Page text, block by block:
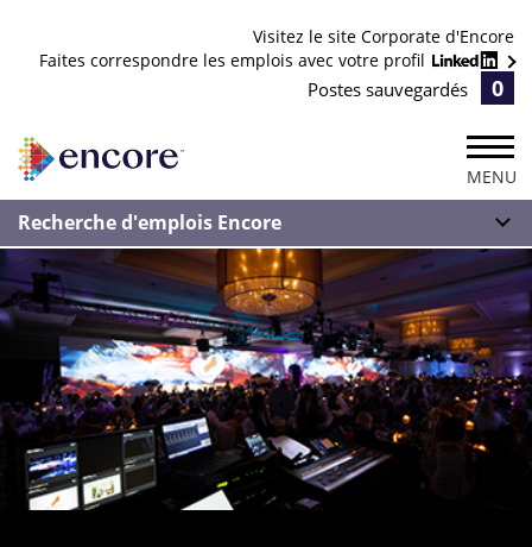
Visitez le site Corporate d'Encore
Faites correspondre les emplois avec votre profil
Postes sauvegardés 0
MENU
Recherche d'emplois Encore